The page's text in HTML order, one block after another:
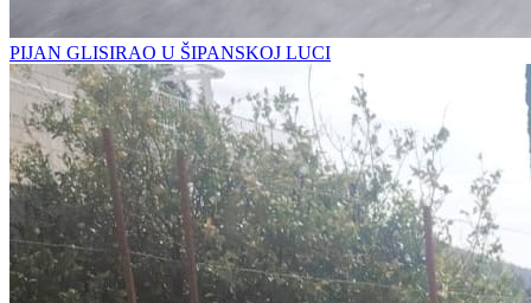
PIJAN GLISIRAO U ŠIPANSKOJ LUCI